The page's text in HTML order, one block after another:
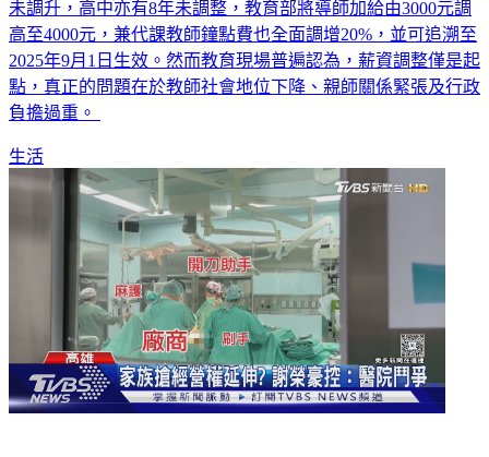
未調升，高中亦有8年未調整，教育部將導師加給由3000元調
高至4000元，兼代課教師鐘點費也全面調增20%，並可追溯至
2025年9月1日生效。然而教育現場普遍認為，薪資調整僅是起
點，真正的問題在於教師社會地位下降、親師關係緊張及行政
負擔過重。
生活